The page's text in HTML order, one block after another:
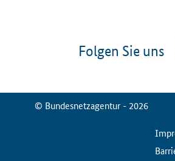
Folgen Sie uns
© Bundesnetzagentur - 2026
ServiceMenu